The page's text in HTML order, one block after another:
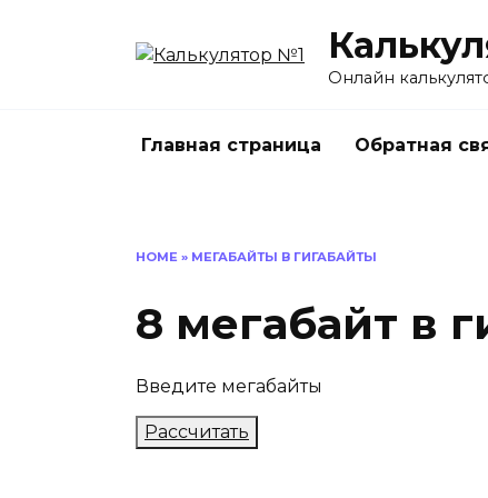
Онлайн
Главная страница Обратная
HOME » МЕГАБАЙТЫ В ГИГАБАЙТЫ
8 мегабайт в
Введите мегабайты
Рассчитать